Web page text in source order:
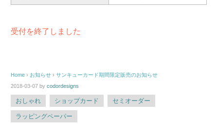
受付を終了しました
Home › お知らせ ›サンキューカード期間限定販売のお知らせ
2018-03-07 bycodordesigns
おしゃれ ショップカード セミオーダー
ラッピングペーパー